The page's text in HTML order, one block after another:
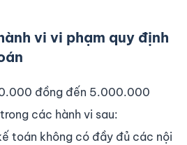
vi vi phạm quy định
đồng đến 5.000.000
các hành vi sau:
toán không có đầy đủ các nội